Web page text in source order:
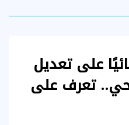
على تعديل
تعرف على